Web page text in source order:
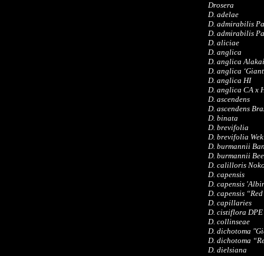
Drosera
D. adelae
D. admirabilis
D. admirabilis
D. aliciae
D. anglica
D. anglica
D. anglica
D. anglica HI
D. anglica CA x
D. ascendens
D. ascendens
D. binata
D. brevifolia
D. brevifolia
D. burmannii
D. burmannii
D. calilloris
D. capensis
D. capensis
D. capensis
D. capillaries
D. cistiflora DPE
D. collinseae
D. dichotoma
D. dichotoma
D. dielsiana